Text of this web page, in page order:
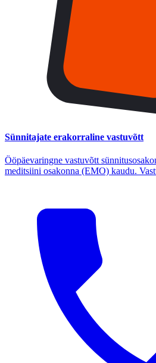
Sünnitajate erakorraline vastuvõtt
Ööpäevaringne vastuvõtt
meditsiini osakonna (EMO) kaudu.